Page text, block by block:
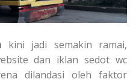
kini jadi semakin ramai,
dan iklan sedot wc
dilandasi oleh faktor